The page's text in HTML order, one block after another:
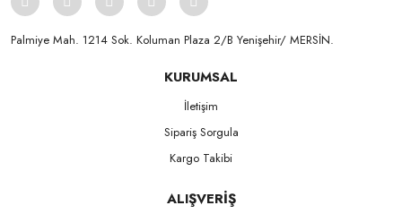
Palmiye Mah. 1214 Sok. Koluman Plaza 2/B Yenişehir/ MERSİN.ㅤㅤㅤㅤㅤㅤㅤㅤㅤㅤㅤㅤㅤㅤㅤㅤㅤㅤㅤㅤㅤㅤㅤㅤㅤㅤㅤㅤㅤㅤㅤㅤㅤㅤㅤ ㅤㅤㅤㅤㅤㅤㅤㅤㅤㅤ
KURUMSAL
İletişim
Sipariş Sorgula
Kargo Takibi
ALIŞVERİŞ